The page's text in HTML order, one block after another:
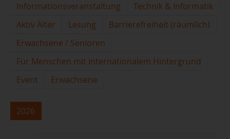
Informationsveranstaltung
Technik & Informatik
Aktiv Älter
Lesung
Barrierefreiheit (räumlich)
Erwachsene / Senioren
Für Menschen mit internationalem Hintergrund
Event
Erwachsene
2026